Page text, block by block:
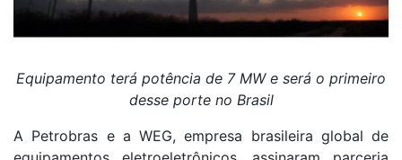
Equipamento terá potência de 7 MW e será o primeiro
desse porte no Brasil
A Petrobras e a WEG, empresa brasileira global de